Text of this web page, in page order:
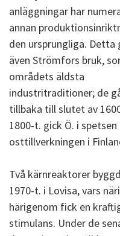
anläggningar har
annan
den ursprungliga. Detta
även Strömfors bruk,
områdets äldsta
industritraditioner; de
tillbaka till slutet av
1800-t. gick Ö. i
osttillverkningen i
Två kärnreaktorer
1970-t. i Lovisa, vars
härigenom fick en
stimulans. Under de